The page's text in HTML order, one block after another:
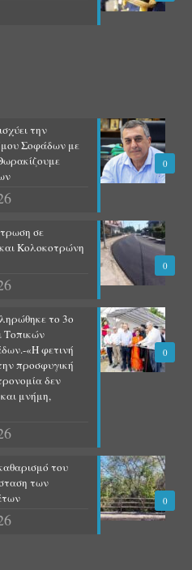
0
την
Σοφάδων με
0
σε
Κολοκοτρώνη
0
το 3ο
Τοπικών
«Η φετινή
προσφυγική
δεν
μνήμη,
0
του
των